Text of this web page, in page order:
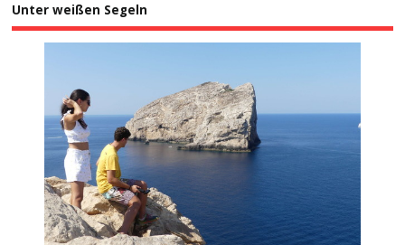
Unter weißen Segeln